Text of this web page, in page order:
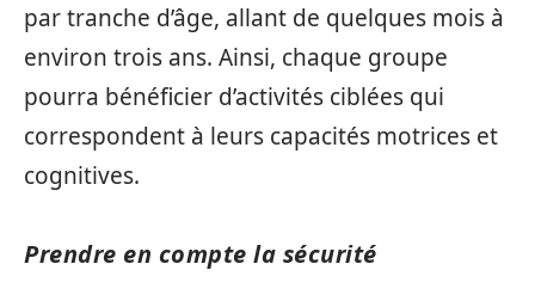
par tranche d’âge, allant de quelques mois à
environ trois ans. Ainsi, chaque groupe
pourra bénéficier d’activités ciblées qui
correspondent à leurs capacités motrices et
cognitives.
Prendre en compte la sécurité